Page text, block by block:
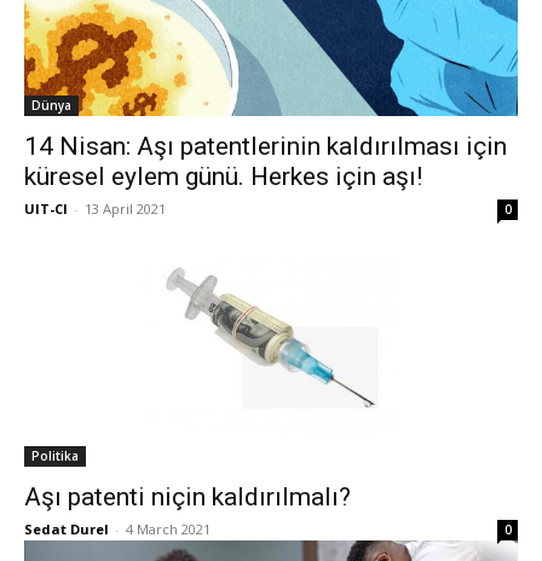
Dünya
14 Nisan: Aşı patentlerinin kaldırılması için
küresel eylem günü. Herkes için aşı!
UIT-CI - 13 April 2021 0
Politika
Aşı patenti niçin kaldırılmalı?
Sedat Durel - 4 March 2021 0